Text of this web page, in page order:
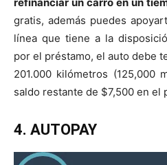
refinanciar un carro en un
gratis, además puedes
línea que tiene a la
por el préstamo, el auto debe
201.000 kilómetros (125,000
saldo restante de $7,500 en el
4. AUTOPAY